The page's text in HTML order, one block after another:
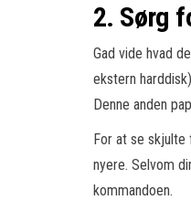
2. Sørg
Gad vide hvad
ekstern
Denne anden
For at se skjulte
nyere. Selvom
kommandoen.